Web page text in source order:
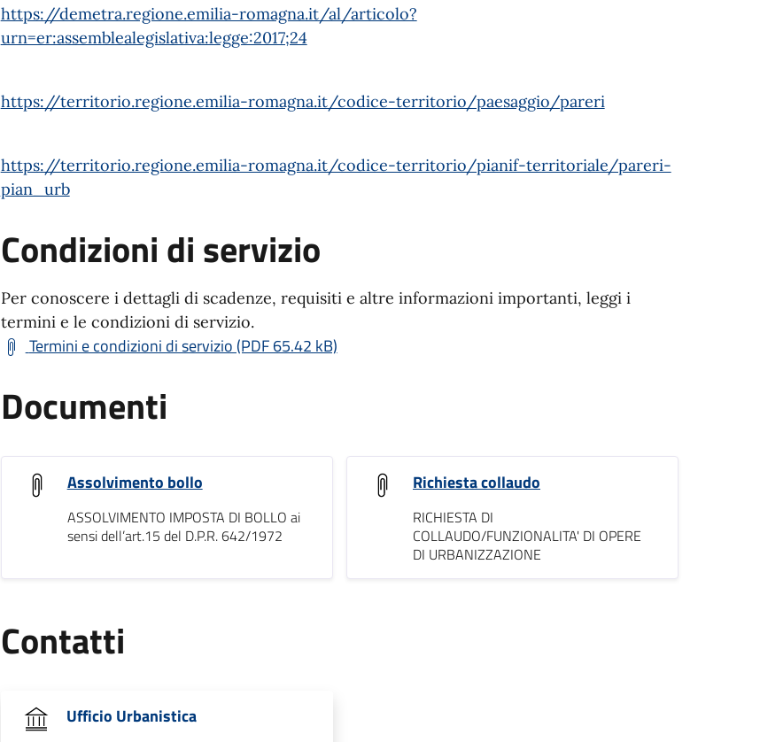
https://demetra.regione.emilia-romagna.it/al/articolo?
urn=er:assemblealegislativa:legge:2017;24
https://territorio.regione.emilia-romagna.it/codice-territorio/paesaggio/pareri
https://territorio.regione.emilia-romagna.it/codice-territorio/pianif-territoriale/pareri-
pian_urb
Condizioni di servizio
Per conoscere i dettagli di scadenze, requisiti e altre informazioni importanti, leggi i
termini e le condizioni di servizio.
Termini e condizioni di servizio (PDF 65.42 kB)
Documenti
Assolvimento bollo
ASSOLVIMENTO IMPOSTA DI BOLLO ai
sensi dell’art.15 del D.P.R. 642/1972
Richiesta collaudo
RICHIESTA DI
COLLAUDO/FUNZIONALITA' DI OPERE
DI URBANIZZAZIONE
Contatti
Ufficio Urbanistica